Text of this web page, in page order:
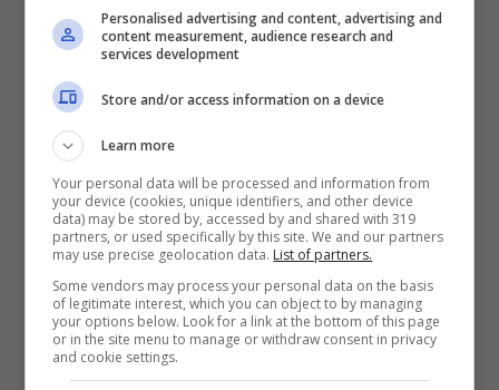
Su X, Ghali ha detto la sua dopo il polverone
alzatosi per via delle sue parole a Sanremo e
quanto accaduto a “Domenica In”.“Non
chiamatelo caso Ghali: per me era solo il
caso di parlarne”, le parole del cantante.
Ghali aveva già sottolineato come quando le
cose nella sua vita vanno bene, tiene
sempre a mente comenel globo ci sono
delle criticitàche non si possono non tenere
Personalised advertising and content, advertising and
content measurement, audience research and
services development
Store and/or access information on a device
Learn more
Your personal data will be processed and information from
your device (cookies, unique identifiers, and other device
data) may be stored by, accessed by and shared with 319
partners, or used specifically by this site. We and our partners
may use precise geolocation data. List of partners.
Some vendors may process your personal data on the basis
of legitimate interest, which you can object to by managing
your options below. Look for a link at the bottom of this page
or in the site menu to manage or withdraw consent in privacy
and cookie settings.